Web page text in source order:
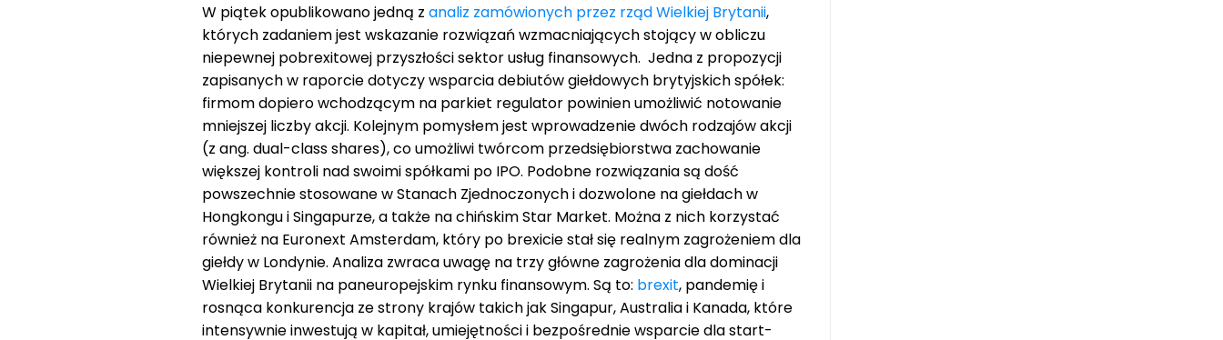
W piątek opublikowano jedną z analiz zamówionych przez rząd Wielkiej Brytanii,
których zadaniem jest wskazanie rozwiązań wzmacniających stojący w obliczu
niepewnej pobrexitowej przyszłości sektor usług finansowych. Jedna z propozycji
zapisanych w raporcie dotyczy wsparcia debiutów giełdowych brytyjskich spółek:
firmom dopiero wchodzącym na parkiet regulator powinien umożliwić notowanie
mniejszej liczby akcji. Kolejnym pomysłem jest wprowadzenie dwóch rodzajów akcji
(z ang. dual-class shares), co umożliwi twórcom przedsiębiorstwa zachowanie
większej kontroli nad swoimi spółkami po IPO. Podobne rozwiązania są dość
powszechnie stosowane w Stanach Zjednoczonych i dozwolone na giełdach w
Hongkongu i Singapurze, a także na chińskim Star Market. Można z nich korzystać
również na Euronext Amsterdam, który po brexicie stał się realnym zagrożeniem dla
giełdy w Londynie. Analiza zwraca uwagę na trzy główne zagrożenia dla dominacji
Wielkiej Brytanii na paneuropejskim rynku finansowym. Są to: brexit, pandemię i
rosnąca konkurencja ze strony krajów takich jak Singapur, Australia i Kanada, które
intensywnie inwestują w kapitał, umiejętności i bezpośrednie wsparcie dla start-